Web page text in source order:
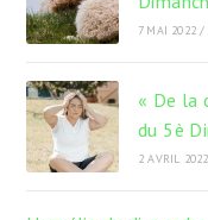
7 MAI 2022 /
« De la
du 5è
2 AVRIL 2022